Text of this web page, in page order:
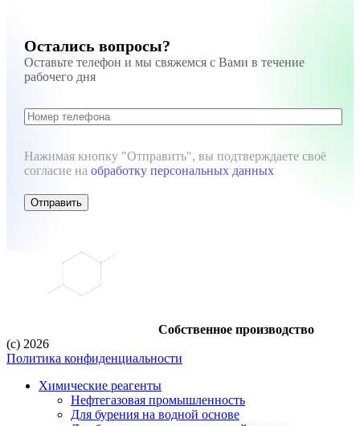
Остались вопросы?
Оставьте телефон и мы свяжемся с Вами в течение
рабочего дня
Нажимая кнопку "Отправить", вы подтверждаете своё
согласие на обработку персональных данных
Отправить
Собственное производство
(c) 2026
Политика конфиденциальности
Химические реагенты
Нефтегазовая промышленность
Для бурения на водной основе